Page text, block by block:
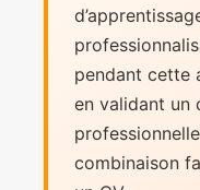
pendant cette
en validant un
combinaison